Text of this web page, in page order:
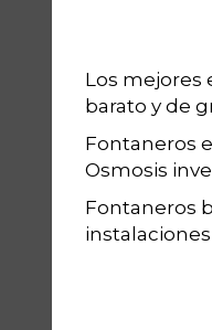
Los mejores
barato y de
Fontaneros
Osmosis
Fontaneros